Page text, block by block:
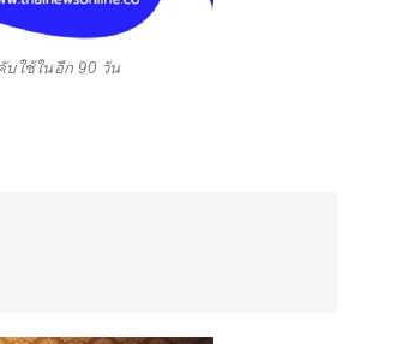
บใช้ในอีก 90 วัน